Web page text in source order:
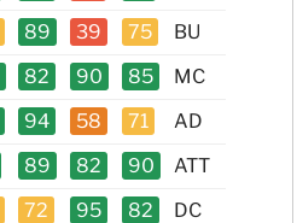
89 39 75
BU
82 90 85
MC
94 58 71
AD
89 82 90
ATT
72 95 82
DC